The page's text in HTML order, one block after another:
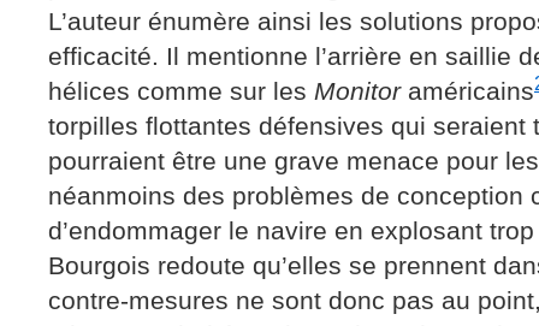
L’auteur énumère ainsi les solutions
efficacité. Il mentionne l’arrière en saillie
hélices comme sur les Monitor américains
torpilles flottantes défensives qui seraient
pourraient être une grave menace pour
néanmoins des problèmes de conception
d’endommager le navire en explosant
Bourgois redoute qu’elles se prennent
contre-mesures ne sont donc pas au